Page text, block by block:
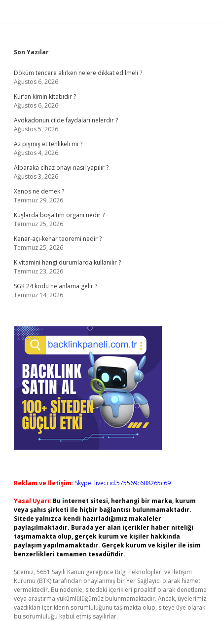
Sidebar
Son Yazılar
Döküm tencere alırken nelere dikkat edilmeli ?
Ağustos 6, 2026
Kur’an kimin kitabıdır ?
Ağustos 6, 2026
Avokadonun cilde faydaları nelerdir ?
Ağustos 5, 2026
Az pişmiş et tehlikeli mi ?
Ağustos 4, 2026
Albaraka cihaz onayı nasıl yapılır ?
Ağustos 3, 2026
Xenos ne demek ?
Temmuz 29, 2026
Kuşlarda boşaltım organı nedir ?
Temmuz 25, 2026
Kenar-açı-kenar teoremi nedir ?
Temmuz 25, 2026
K vitamini hangi durumlarda kullanılır ?
Temmuz 23, 2026
SGK 24 kodu ne anlama gelir ?
Temmuz 14, 2026
Reklam ve İletişim: Skype: live:.cid.575569c608265c69
Yasal Uyarı: Bu internet sitesi, herhangi bir marka, kurum
veya şahıs şirketi ile hiçbir bağlantısı bulunmamaktadır.
Sitede yalnızca kendi hazırladığımız makaleler
paylaşılmaktadır. Burada yer alan içerikler haber niteliği
taşımamakta olup, gerçek kurum ve kişiler hakkında
paylaşım yapılmamaktadır. Gerçek kurum ve kişiler ile isim
benzerlikleri tamamen tesadüfidir.
Sitemiz, 5651 Sayılı Kanun gereğince Bilgi Teknolojileri ve İletişim
Kurumu (BTK) tarafından onaylanmış bir Yer Sağlayıcı olarak hizmet
vermektedir. Bu nedenle, sitedeki içerikleri proaktif olarak denetleme
veya araştırma yükümlülüğümüz bulunmamaktadır. Ancak, üyelerimiz
yazdıkları içeriklerin sorumluluğunu taşımakta olup, siteye üye olarak
bu sorumluluğu kabul etmiş sayılırlar.